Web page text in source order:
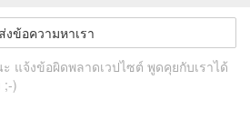
ส่งข้อความหาเรา
แจ้งข้อผิดพลาดเวปไซต์ พูดคุยกับเราได้
)